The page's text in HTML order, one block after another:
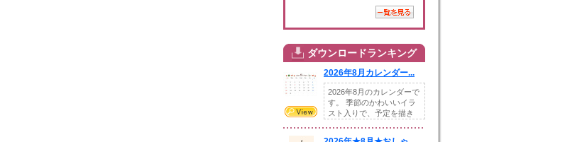
ダウンロードランキング
2026年8月カレンダー...
2026年8月のカレンダーで
す。 季節のかわいいイラ
スト入りで、予定を描き